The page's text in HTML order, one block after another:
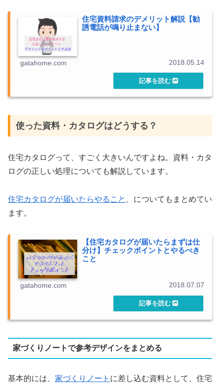
住宅資料請求のデメリット解説【勧
誘電話が鳴り止まない】
gatahome.com 2018.05.14
使った資料・カタログはどうする？
住宅カタログって、すごく大きいんですよね。資料・カタ
ログの正しい処理についても解説しています。
住宅カタログが届いたらやること
、についてもまとめてい
ます。
【住宅カタログが届いたらまずは仕
分け】チェックポイントとやるべき
こと
gatahome.com 2018.07.07
家づくりノートで参考デザインをまとめる
基本的には、 家づくりノート に差し込む資料として、住宅